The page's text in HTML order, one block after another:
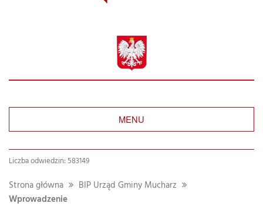
MENU
Liczba odwiedzin: 583149
Strona główna
BIP Urząd Gminy Mucharz
Wprowadzenie